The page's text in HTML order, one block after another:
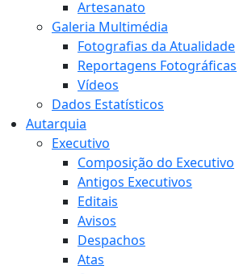
Artesanato
Galeria Multimédia
Fotografias da Atualidade
Reportagens Fotográficas
Vídeos
Dados Estatísticos
Autarquia
Executivo
Composição do Executivo
Antigos Executivos
Editais
Avisos
Despachos
Atas